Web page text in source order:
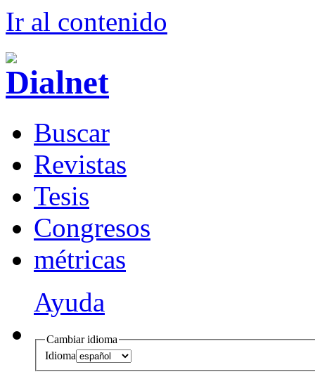
Ir al contenido
Buscar
Revistas
Tesis
Congresos
métricas
Ayuda
Cambiar idioma
Idioma